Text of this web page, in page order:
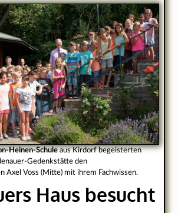
Heinen-Schuleaus Kirdorf begeisterten
Gedenkstätte den
Axel Voss (Mitte) mit ihrem Fachwissen.
Haus besucht